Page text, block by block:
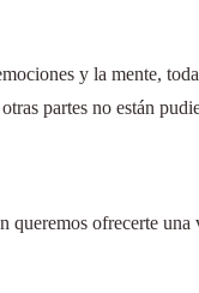
y la mente,
partes no están
queremos ofrecerte una